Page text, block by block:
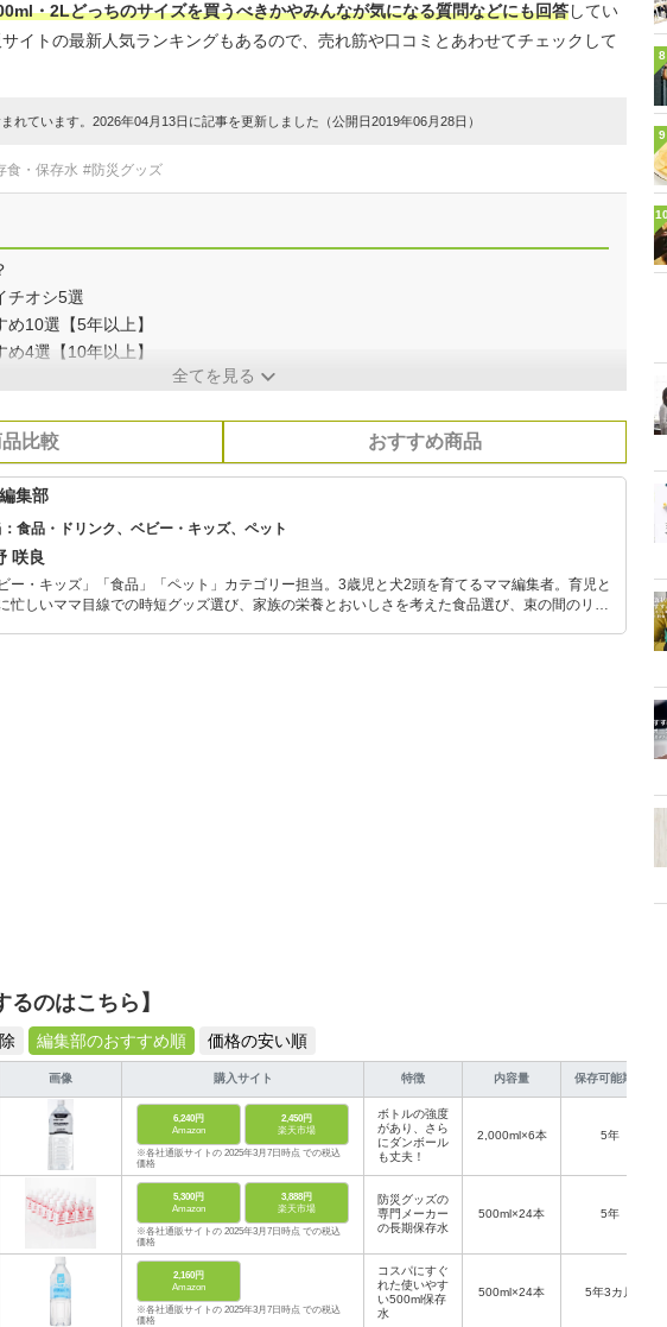
・2Lどっちのサイズを買うべきかやみんなが気になる質問などにも回答してい
イトの最新人気ランキングもあるので、売れ筋や口コミとあわせてチェックして
れています。2026年04月13日に記事を更新しました（公開日2019年06月28日）
食・保存水 #防災グッズ
チオシ5選
10選【5年以上】
4選【10年以上】
全てを見る
比較 おすすめ商品
集部
食品・ドリンク、ベビー・キッズ、ペット
咲良
ビー・キッズ」「食品」「ペット」カテゴリー担当。3歳児と犬2頭を育てるママ編集者。育児と
忙しいママ目線での時短グッズ選び、家族の栄養とおいしさを考えた食品選び、束の間のリラ
るのはこちら】
編集部のおすすめ順 価格の安い順
画像 購入サイト 特徴 内容量 保存可能期間
6,240円
Amazon
2,450円
楽天市場
※各社通販サイトの 2025年3月7日時点 での税込
価格
ボトルの強度
があり、さら
にダンボール
も丈夫！
2,000ml×6本 5年
5,300円
Amazon
3,888円
楽天市場
※各社通販サイトの 2025年3月7日時点 での税込
価格
防災グッズの
専門メーカー
の長期保存水
500ml×24本 5年
2,160円
Amazon
※各社通販サイトの 2025年3月7日時点 での税込
価格
コスパにすぐ
れた使いやす
い500ml保存
水
500ml×24本 5年3カ月
8
9